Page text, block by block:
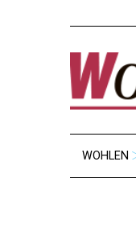
WOHLEN